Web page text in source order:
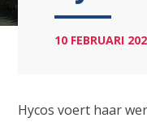
10 FEBRUARI
Hycos voert haar